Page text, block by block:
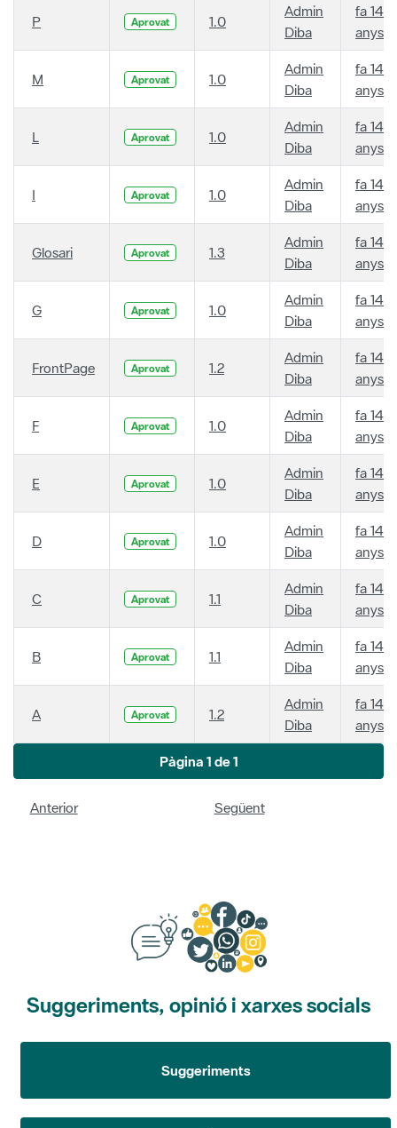
P Aprovat 1.0
Admin
Diba
fa 14
anys
M Aprovat 1.0
Admin
Diba
fa 14
anys
L Aprovat 1.0
Admin
Diba
fa 14
anys
I Aprovat 1.0
Admin
Diba
fa 14
anys
Glosari Aprovat 1.3
Admin
Diba
fa 14
anys
G Aprovat 1.0
Admin
Diba
fa 14
anys
FrontPage Aprovat 1.2
Admin
Diba
fa 14
anys
F Aprovat 1.0
Admin
Diba
fa 14
anys
E Aprovat 1.0
Admin
Diba
fa 14
anys
D Aprovat 1.0
Admin
Diba
fa 14
anys
C Aprovat 1.1
Admin
Diba
fa 14
anys
B Aprovat 1.1
Admin
Diba
fa 14
anys
A Aprovat 1.2
Admin
Diba
fa 14
anys
Pàgina 1 de 1
Anterior Següent
Suggeriments, opinió i xarxes socials
Suggeriments